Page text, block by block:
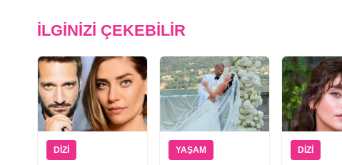
İLGINIZI ÇEKEBILIR
DIZI YAŞAM DIZI